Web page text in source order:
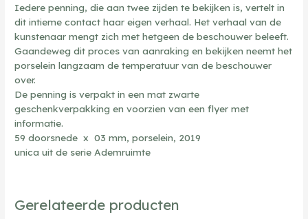
Iedere penning, die aan twee zijden te bekijken is, vertelt in
dit intieme contact haar eigen verhaal. Het verhaal van de
kunstenaar mengt zich met hetgeen de beschouwer beleeft.
Gaandeweg dit proces van aanraking en bekijken neemt het
porselein langzaam de temperatuur van de beschouwer
over.
De penning is verpakt in een mat zwarte
geschenkverpakking en voorzien van een flyer met
informatie.
59 doorsnede x 03 mm, porselein, 2019
unica uit de serie Ademruimte
Gerelateerde producten